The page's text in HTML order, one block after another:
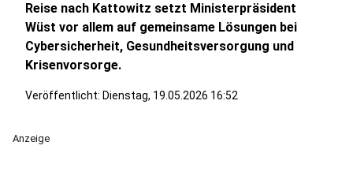
Reise nach Kattowitz setzt Ministerpräsident
Wüst vor allem auf gemeinsame Lösungen bei
Cybersicherheit, Gesundheitsversorgung und
Krisenvorsorge.
Veröffentlicht: Dienstag, 19.05.2026 16:52
Anzeige